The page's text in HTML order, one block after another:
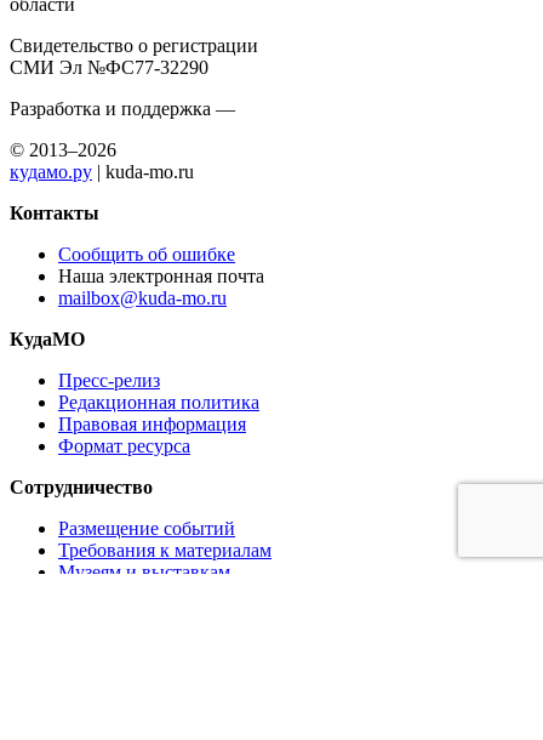
Свидетельство о регистрации
СМИ Эл №ФС77-32290
Разработка и поддержка —
© 2013–2026
кудамо.ру | kuda-mo.ru
Контакты
Сообщить об ошибке
Наша электронная почта
mailbox@kuda-mo.ru
КудаМО
Пресс-релиз
Редакционная политика
Правовая информация
Формат ресурса
Сотрудничество
Размещение событий
Требования к материалам
Музеям и выставкам